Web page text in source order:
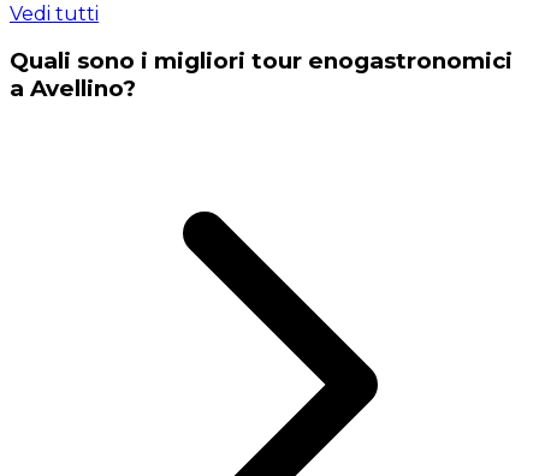
Vedi tutti
Quali sono i migliori tour enogastronomici
a Avellino?